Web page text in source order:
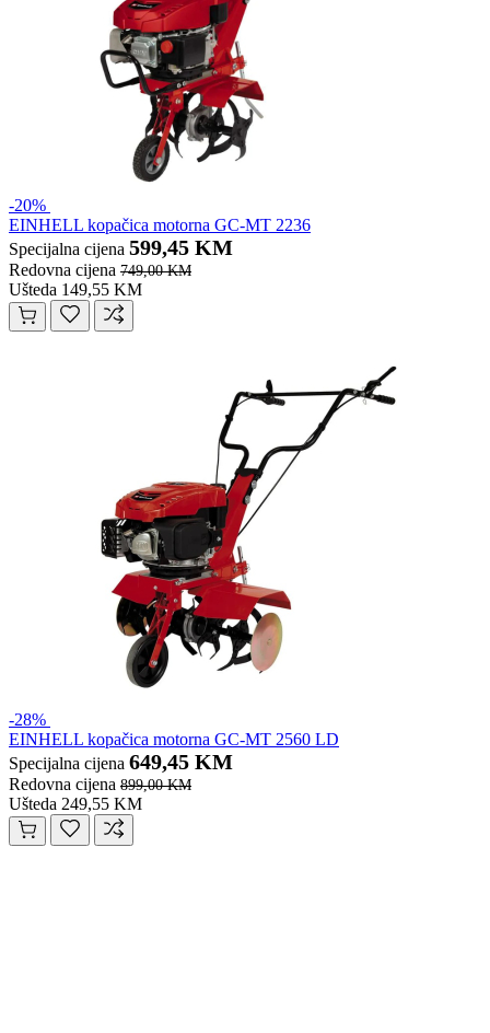
-20%
EINHELL kopačica motorna GC-MT 2236
Specijalna cijena 599,45 KM
Redovna cijena 749,00 KM
Ušteda 149,55 KM
-28%
EINHELL kopačica motorna GC-MT 2560 LD
Specijalna cijena 649,45 KM
Redovna cijena 899,00 KM
Ušteda 249,55 KM